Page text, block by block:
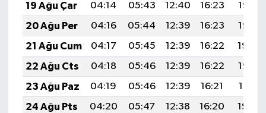
19 Ağu Çar
04:14 05:43 12:40 16:23
19:26
20 Ağu Per
04:16 05:44 12:39 16:23
19:25
21 Ağu Cum
04:17 05:45 12:39 16:22
19:24
22 Ağu Cts
04:18 05:46 12:39 16:22
19:22
23 Ağu Paz
04:19 05:46 12:39 16:21
19:21
24 Ağu Pts
04:20 05:47 12:38 16:20
19:20